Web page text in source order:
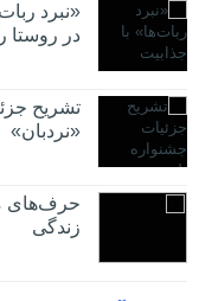
«نبرد
در روستا
تشریح
«نردبان»
حرف‌های
زندگی